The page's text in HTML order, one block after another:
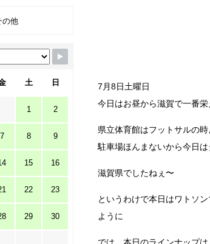
7月8日土曜日
今日はお昼から滋賀で一番
県立体育館はフットサルの
駐車場ほんまないから今日
滋賀県でしたねぇ〜
というわけで本日はワトソ
ように
の他
土 日
1 2
7 8 9
15 16
22 23
29 30